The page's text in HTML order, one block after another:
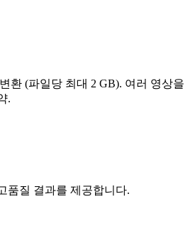
환 (파일당 최대 2 GB). 여러 영상을
.
품질 결과를 제공합니다.